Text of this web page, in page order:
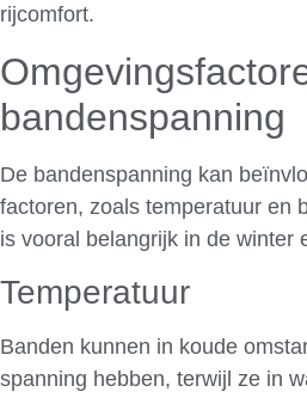
rijcomfort.
bandenspanning
De bandenspanning kan
factoren, zoals temperatuur en
is vooral belangrijk in de winter
Temperatuur
Banden kunnen in koude
spanning hebben, terwijl ze in